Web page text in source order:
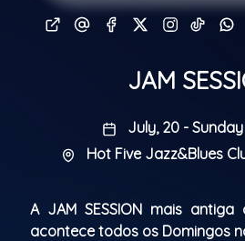
JAM
July, 20 - Sunday
Hot Five Jazz&Blues
A JAM SESSION mais
acontece todos os Domingos